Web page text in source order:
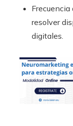
resolver
digitales.